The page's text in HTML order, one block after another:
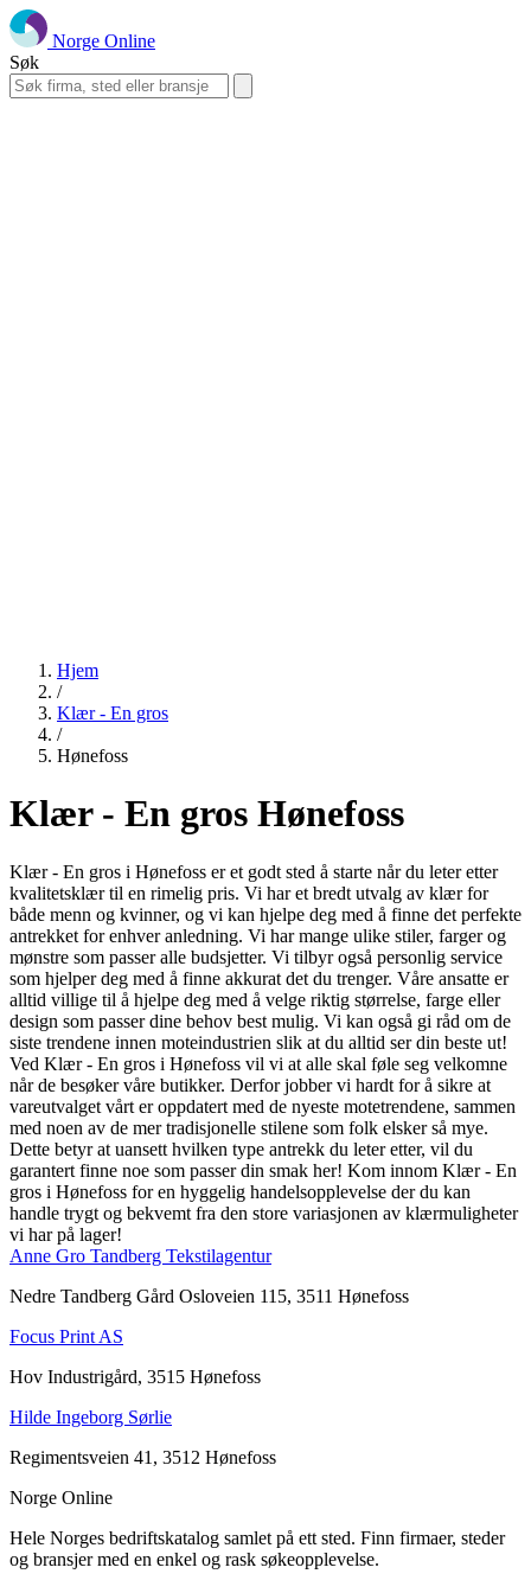
Norge Online
Søk
Hjem
/
Klær - En gros
/
Hønefoss
Klær - En gros Hønefoss
Klær - En gros i Hønefoss er et godt sted å starte når du leter etter
kvalitetsklær til en rimelig pris. Vi har et bredt utvalg av klær for
både menn og kvinner, og vi kan hjelpe deg med å finne det perfekte
antrekket for enhver anledning. Vi har mange ulike stiler, farger og
mønstre som passer alle budsjetter. Vi tilbyr også personlig service
som hjelper deg med å finne akkurat det du trenger. Våre ansatte er
alltid villige til å hjelpe deg med å velge riktig størrelse, farge eller
design som passer dine behov best mulig. Vi kan også gi råd om de
siste trendene innen moteindustrien slik at du alltid ser din beste ut!
Ved Klær - En gros i Hønefoss vil vi at alle skal føle seg velkomne
når de besøker våre butikker. Derfor jobber vi hardt for å sikre at
vareutvalget vårt er oppdatert med de nyeste motetrendene, sammen
med noen av de mer tradisjonelle stilene som folk elsker så mye.
Dette betyr at uansett hvilken type antrekk du leter etter, vil du
garantert finne noe som passer din smak her! Kom innom Klær - En
gros i Hønefoss for en hyggelig handelsopplevelse der du kan
handle trygt og bekvemt fra den store variasjonen av klærmuligheter
vi har på lager!
Anne Gro Tandberg Tekstilagentur
Nedre Tandberg Gård Osloveien 115, 3511 Hønefoss
Focus Print AS
Hov Industrigård, 3515 Hønefoss
Hilde Ingeborg Sørlie
Regimentsveien 41, 3512 Hønefoss
Norge Online
Hele Norges bedriftskatalog samlet på ett sted. Finn firmaer, steder
og bransjer med en enkel og rask søkeopplevelse.